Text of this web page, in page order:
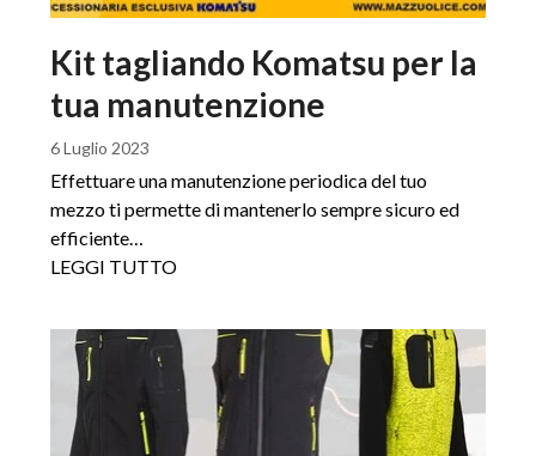
Kit tagliando Komatsu per la
tua manutenzione
6 Luglio 2023
Effettuare una manutenzione periodica del tuo
mezzo ti permette di mantenerlo sempre sicuro ed
efficiente…
LEGGI TUTTO